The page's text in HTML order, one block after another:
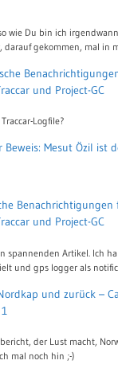
wie Du bin ich
darauf gekommen, mal in
und Project-GC
Logfile?
Beweis: Mesut Özil ist
Benachrichtigungen
und Project-GC
spannenden Artikel. Ich
und gps logger als
und zurück –
der Lust macht,
mal noch hin ;-)